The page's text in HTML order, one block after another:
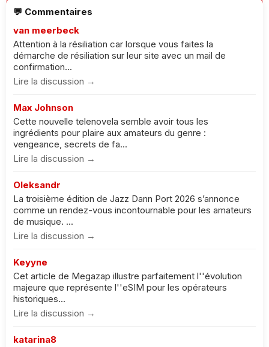
💬 Commentaires
van meerbeck
Attention à la résiliation car lorsque vous faites la
démarche de résiliation sur leur site avec un mail de
confirmation...
Lire la discussion →
Max Johnson
Cette nouvelle telenovela semble avoir tous les
ingrédients pour plaire aux amateurs du genre :
vengeance, secrets de fa...
Lire la discussion →
Oleksandr
La troisième édition de Jazz Dann Port 2026 s’annonce
comme un rendez-vous incontournable pour les amateurs
de musique. ...
Lire la discussion →
Keyyne
Cet article de Megazap illustre parfaitement l''évolution
majeure que représente l''eSIM pour les opérateurs
historiques...
Lire la discussion →
katarina8